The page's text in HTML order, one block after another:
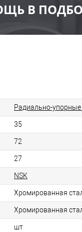
В
Радиально-
35
72
27
NSK
Хромированная
Хромированная
шт